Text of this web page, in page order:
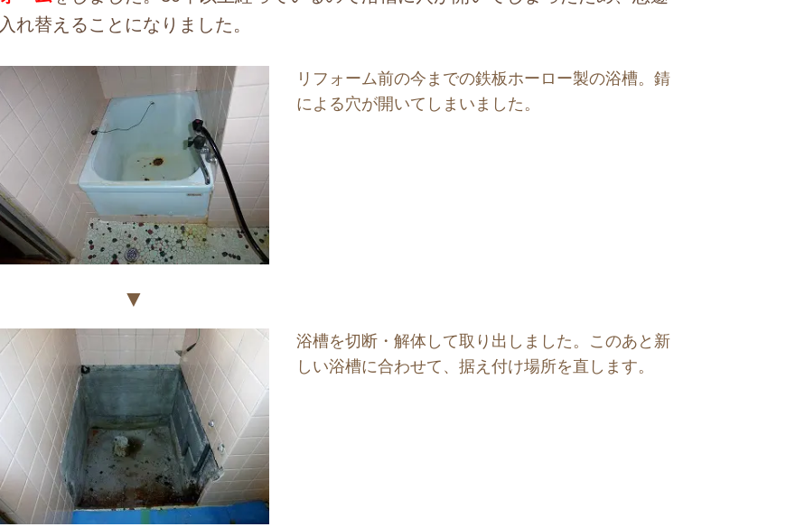
入れ替えることになりました。
▼
リフォーム前の今までの鉄板ホーロー製の浴槽。錆
による穴が開いてしまいました。
浴槽を切断・解体して取り出しました。このあと新
しい浴槽に合わせて、据え付け場所を直します。